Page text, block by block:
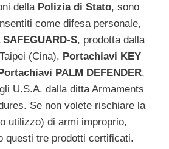
dellaPolizia di Stato, sono
come difesa personale,
SAFEGUARD-S, prodotta dalla
(Cina), Portachiavi KEY
PALM DEFENDER,
U.S.A. dalla ditta Armaments
Se non volete rischiare la
utilizzo) di armi improprio,
questi tre prodotti certificati.